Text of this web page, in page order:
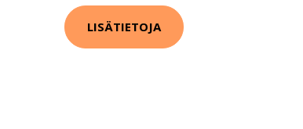
LISÄTIETOJA